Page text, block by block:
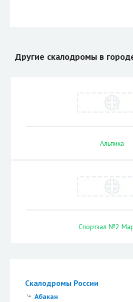
Скалодромы России
Абакан
Другие скалодромы в
Альпика
Спортзал №2